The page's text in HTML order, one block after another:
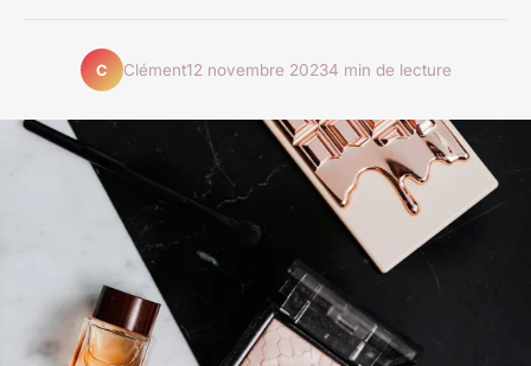
C Clément12 novembre 20234 min de lecture